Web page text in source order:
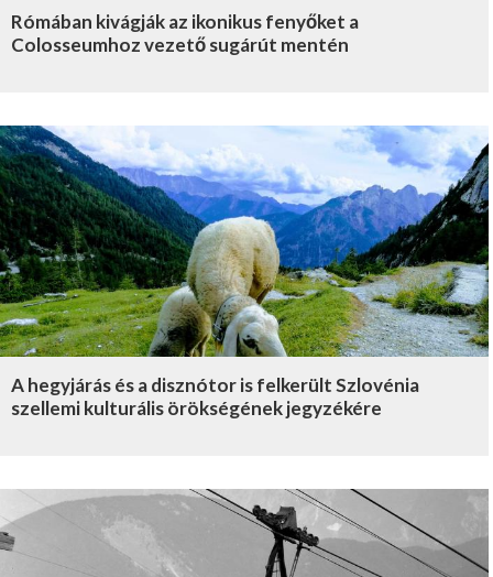
Rómában kivágják az ikonikus fenyőket a
Colosseumhoz vezető sugárút mentén
A hegyjárás és a disznótor is felkerült Szlovénia
szellemi kulturális örökségének jegyzékére